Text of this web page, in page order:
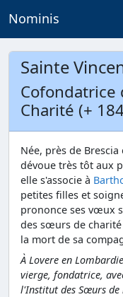
Nominis
Sainte
Charité (+
Née, près de
dévoue très tôt aux
elle s'associe à
petites filles et
prononce ses vœux
des sœurs de
la mort de sa
À Lovere en
vierge, fondatrice,
l'Institut des Sœurs de